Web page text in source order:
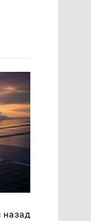
назад